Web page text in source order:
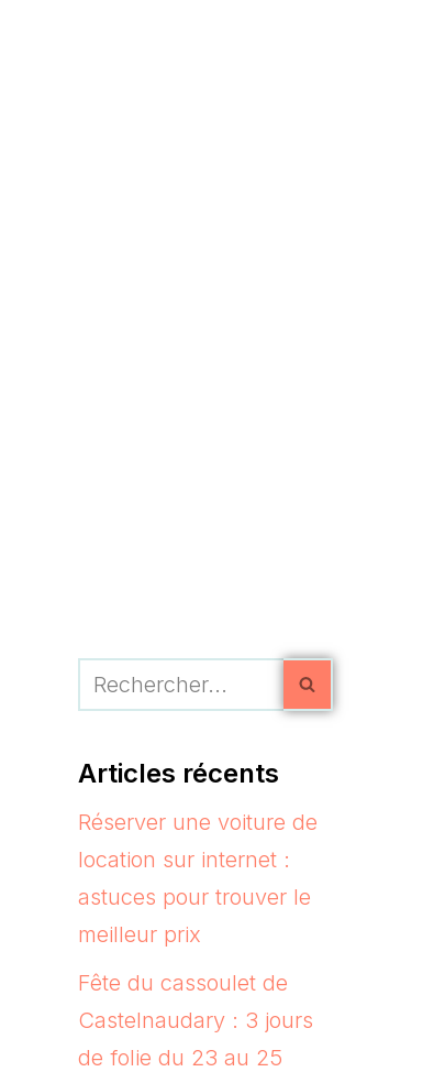
Articles récents
Réserver une voiture de
location sur internet :
astuces pour trouver le
meilleur prix
Fête du cassoulet de
Castelnaudary : 3 jours
de folie du 23 au 25